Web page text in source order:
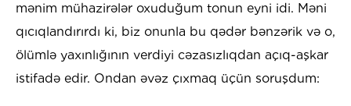
mənim mühazirələr oxuduğum tonun eyni idi. Məni
qıcıqlandırırdı ki, biz onunla bu qədər bənzərik və o,
ölümlə yaxınlığının verdiyi cəzasızlıqdan açıq-aşkar
istifadə edir. Ondan əvəz çıxmaq üçün soruşdum: